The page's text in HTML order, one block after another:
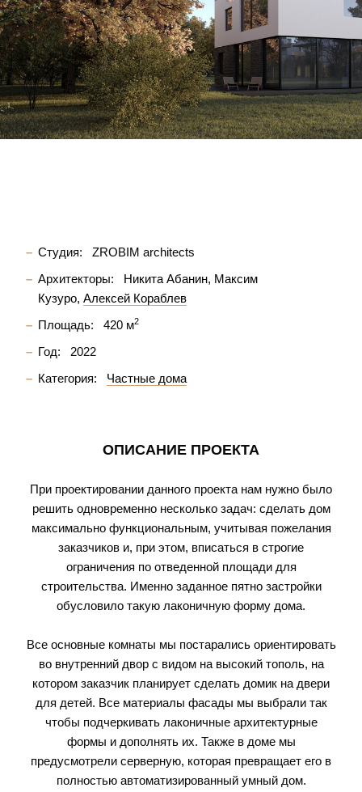
Студия:
ZROBIM architects
Архитекторы:
Никита Абанин Максим
Кузуро Алексей Кораблев
Площадь:
420 м2
Год:
2022
Категория:
Частные дома
ОПИСАНИЕ ПРОЕКТА
При проектировании данного проекта нам нужно было
решить одновременно несколько задач: сделать дом
максимально функциональным, учитывая пожелания
заказчиков и, при этом, вписаться в строгие
ограничения по отведенной площади для
строительства. Именно заданное пятно застройки
обусловило такую лаконичную форму дома.
Все основные комнаты мы постарались ориентировать
во внутренний двор с видом на высокий тополь, на
котором заказчик планирует сделать домик на двери
для детей. Все материалы фасады мы выбрали так
чтобы подчеркивать лаконичные архитектурные
формы и дополнять их. Также в доме мы
предусмотрели серверную, которая превращает его в
полностью автоматизированный умный дом.